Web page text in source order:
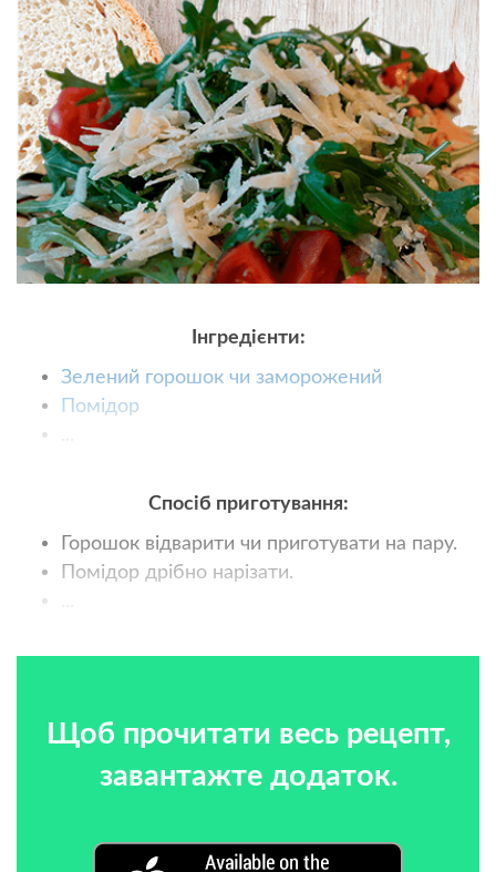
Інгредієнти:
Зелений горошок чи заморожений
Помідор
Спосіб приготування:
Горошок відварити чи приготувати на пару.
Помідор дрібно нарізати.
Щоб прочитати весь рецепт,
завантажте додаток.